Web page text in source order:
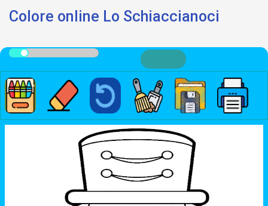
Colore online Lo Schiaccianoci